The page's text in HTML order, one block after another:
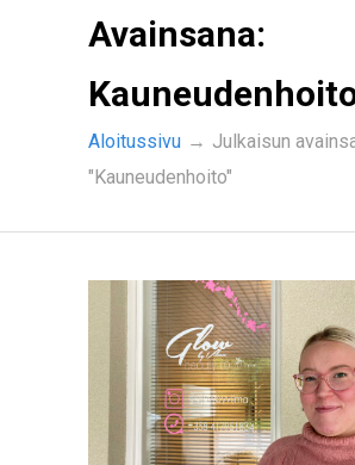
Avainsana:
Aloitussivu → Julkaisun
"Kauneudenhoito"